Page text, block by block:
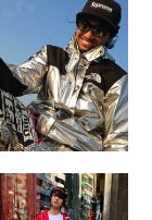
No.
042